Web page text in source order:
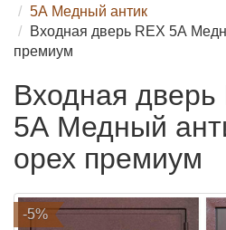
5А Медный антик
Входная дверь REX 5А
премиум
Входная дверь
5А Медный
орех премиум
-5%